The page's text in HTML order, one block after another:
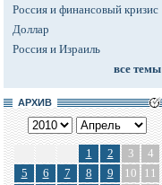
Россия и финансовый кризис
Доллар
Россия и Израиль
все темы
АРХИВ
1 2 3
4
5
6 7 8 9 10
11